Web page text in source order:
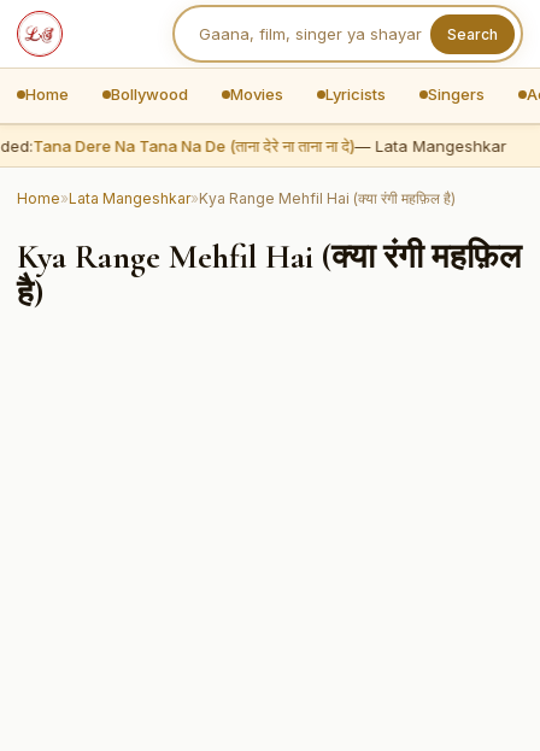
Search
Home Bollywood Movies Lyricists Singers
Tana Dere Na Tana Na De (ताना देरे ना ताना ना दे)— Lata Mangeshkar
Home»Lata Mangeshkar»Kya Range Mehfil Hai (क्या रंगी महफ़िल है)
Kya Range Mehfil Hai (क्या रंगी महफ़िल
है)